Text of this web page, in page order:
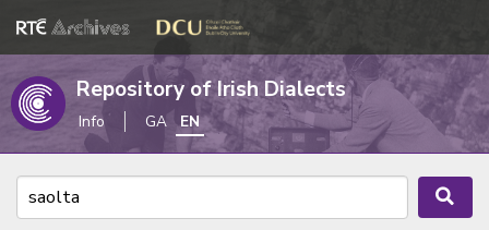
Repository of Irish Dialects
Info GA EN